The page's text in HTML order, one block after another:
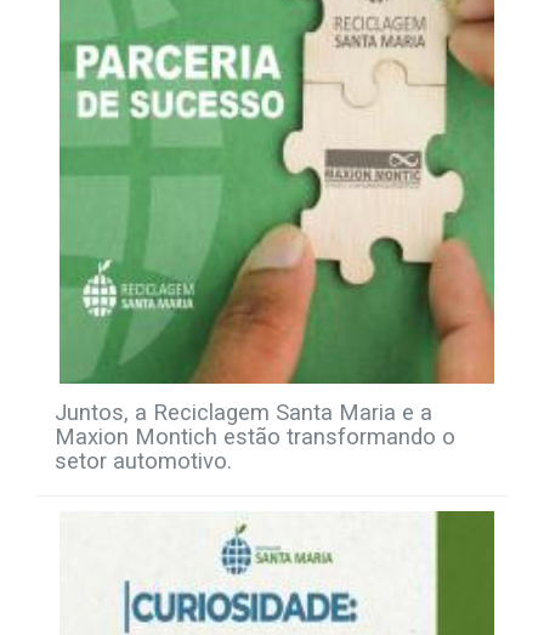
Juntos, a Reciclagem Santa Maria e a
Maxion Montich estão transformando o
setor automotivo.